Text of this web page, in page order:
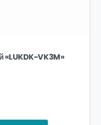
«LUKDK-VK3M»